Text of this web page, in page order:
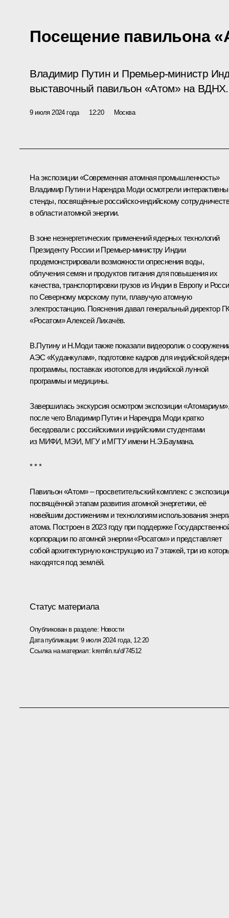
Посещение павильона
Владимир Путин и Премьер-министр
выставочный павильон «Атом» на
9 июля 2024 года 12:20 Москва
На экспозиции «Современная атомная промышленность»
Владимир Путин и Нарендра Модиосмотрели
стенды, посвящённые российско-индийскому
в области атомной энергии.
В зоне неэнергетических применений ядерных технологий
Президенту России и Премьер-министру Индии
продемонстрировали возможности опреснения воды,
облучения семян и продуктов питания для повышения их
качества, транспортировки грузов из Индии в Европу и
по Северному морскому пути, плавучую атомную
электростанцию. Пояснения давал генеральный директор
«Росатом»Алексей Лихачёв.
В.Путину и Н.Моди также показали видеоролик о
АЭС «Куданкулам», подготовке кадров для индийской
программы, поставках изотопов для индийской лунной
программы и медицины.
Завершилась экскурсия осмотром экспозиции «Атомариум»,
после чего Владимир Путин и Нарендра Моди кратко
беседовали с российскими и индийскими студентами
из МИФИ, МЭИ, МГУ и МГТУ имени Н.Э.Баумана.
* * *
Павильон «Атом» – просветительский комплекс с
посвящённой этапам развития атомной энергетики, её
новейшим достижениям и технологиям использования
атома. Построен в 2023 году при поддержке
корпорации по атомной энергии «Росатом» и представляет
собой архитектурную конструкцию из 7 этажей, три из
находятся под землёй.
Статус материала
Опубликован в разделе: Новости
Дата публикации:9 июля 2024 года, 12:20
Ссылка на материал: kremlin.ru/d/74512